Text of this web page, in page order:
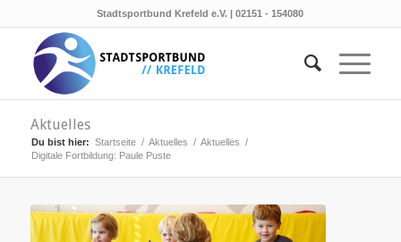
Stadtsportbund Krefeld e.V. | 02151 - 154080
Aktuelles
Du bist hier: Startseite / Aktuelles / Aktuelles /
Digitale Fortbildung: Paule Puste